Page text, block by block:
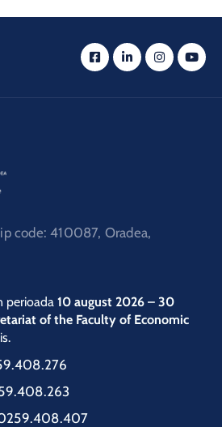
code: 410087, Oradea,
perioada 10 august 2026 – 30
of the Faculty of Economic